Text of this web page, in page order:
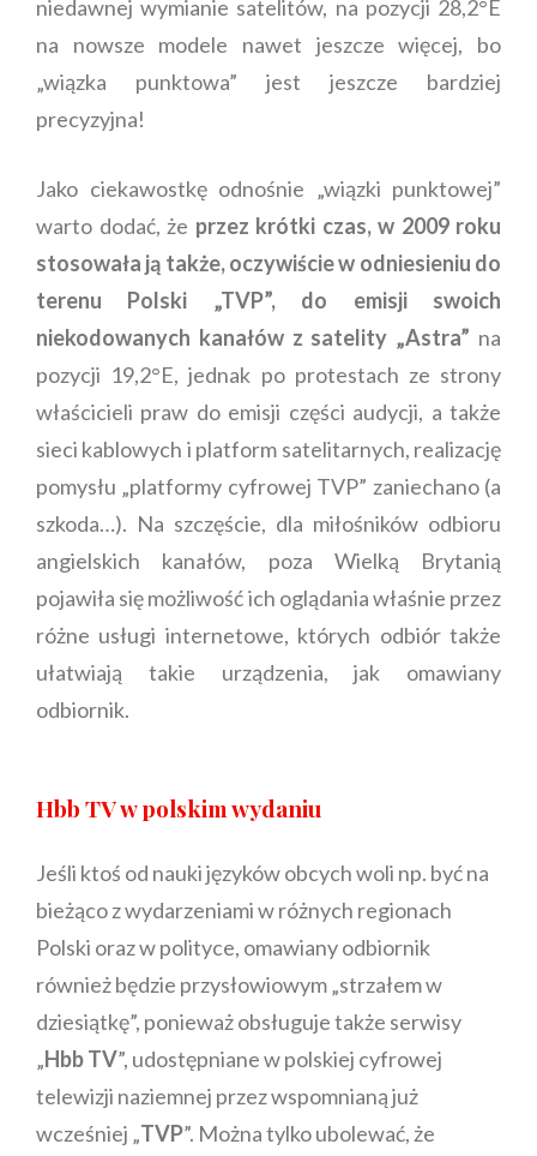
niedawnej wymianie satelitów, na pozycji 28,2°E
na nowsze modele nawet jeszcze więcej, bo
„wiązka punktowa” jest jeszcze bardziej
precyzyjna!
Jako ciekawostkę odnośnie „wiązki punktowej”
warto dodać, że przez krótki czas, w 2009 roku
stosowała ją także, oczywiście w odniesieniu do
terenu Polski „TVP”, do emisji swoich
niekodowanych kanałów z satelity „Astra” na
pozycji 19,2°E, jednak po protestach ze strony
właścicieli praw do emisji części audycji, a także
sieci kablowych i platform satelitarnych, realizację
pomysłu „platformy cyfrowej TVP” zaniechano (a
szkoda…). Na szczęście, dla miłośników odbioru
angielskich kanałów, poza Wielką Brytanią
pojawiła się możliwość ich oglądania właśnie przez
różne usługi internetowe, których odbiór także
ułatwiają takie urządzenia, jak omawiany
odbiornik.
Hbb TV w polskim wydaniu
Jeśli ktoś od nauki języków obcych woli np. być na
bieżąco z wydarzeniami w różnych regionach
Polski oraz w polityce, omawiany odbiornik
również będzie przysłowiowym „strzałem w
dziesiątkę”, ponieważ obsługuje także serwisy
„Hbb TV”, udostępniane w polskiej cyfrowej
telewizji naziemnej przez wspomnianą już
wcześniej „TVP”. Można tylko ubolewać, że